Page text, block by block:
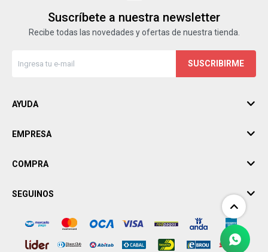
Suscríbete a nuestra newsletter
Recibe todas las novedades y ofertas de nuestra tienda.
SUSCRIBIRME
AYUDA
EMPRESA
COMPRA
SEGUINOS